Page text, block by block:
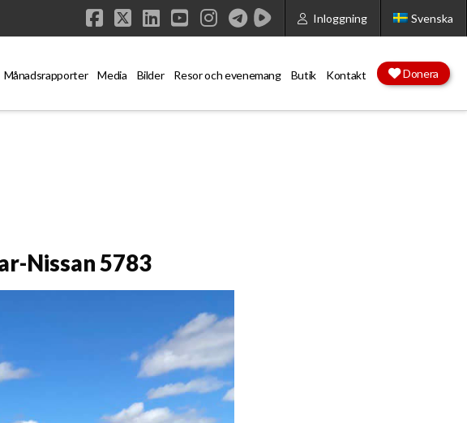
Inloggning Svenska
Facebook
X LinkedIn
YouTube
Instagram
Månadsrapporter Media Bilder Resor och evenemang Butik Kontakt Donera
Nissan 5783